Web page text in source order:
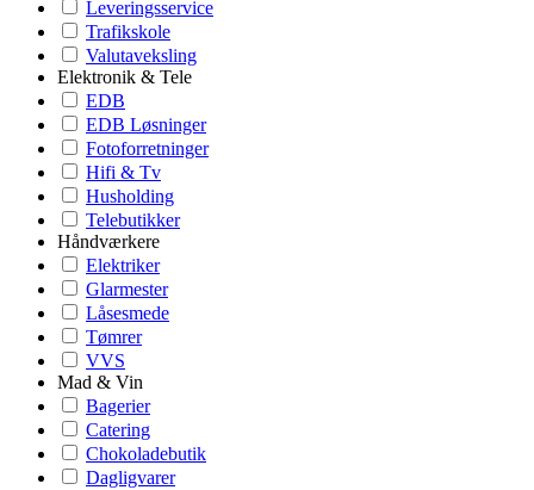
Leveringsservice
Trafikskole
Valutaveksling
Elektronik & Tele
EDB
EDB Løsninger
Fotoforretninger
Hifi & Tv
Husholding
Telebutikker
Håndværkere
Elektriker
Glarmester
Låsesmede
Tømrer
VVS
Mad & Vin
Bagerier
Catering
Chokoladebutik
Dagligvarer